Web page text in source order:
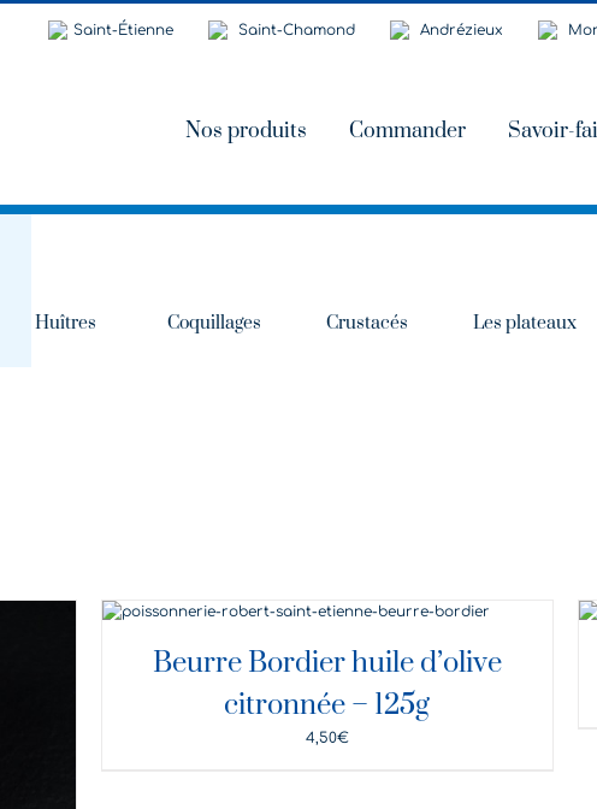
Saint-Étienne Saint-Chamond Andrézieux
Nos produits Commander Savoir-
Huîtres Coquillages Crustacés Les plateaux
DÉTAILS
Beurre Bordier huile d’olive
citronnée – 125g
4,50€